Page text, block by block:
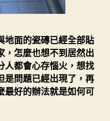
地面的瓷磚已經全部貼
，怎麼也想不到居然出
人都會心存惱火，想找
是問題已經出現了，再
最好的辦法就是如何可